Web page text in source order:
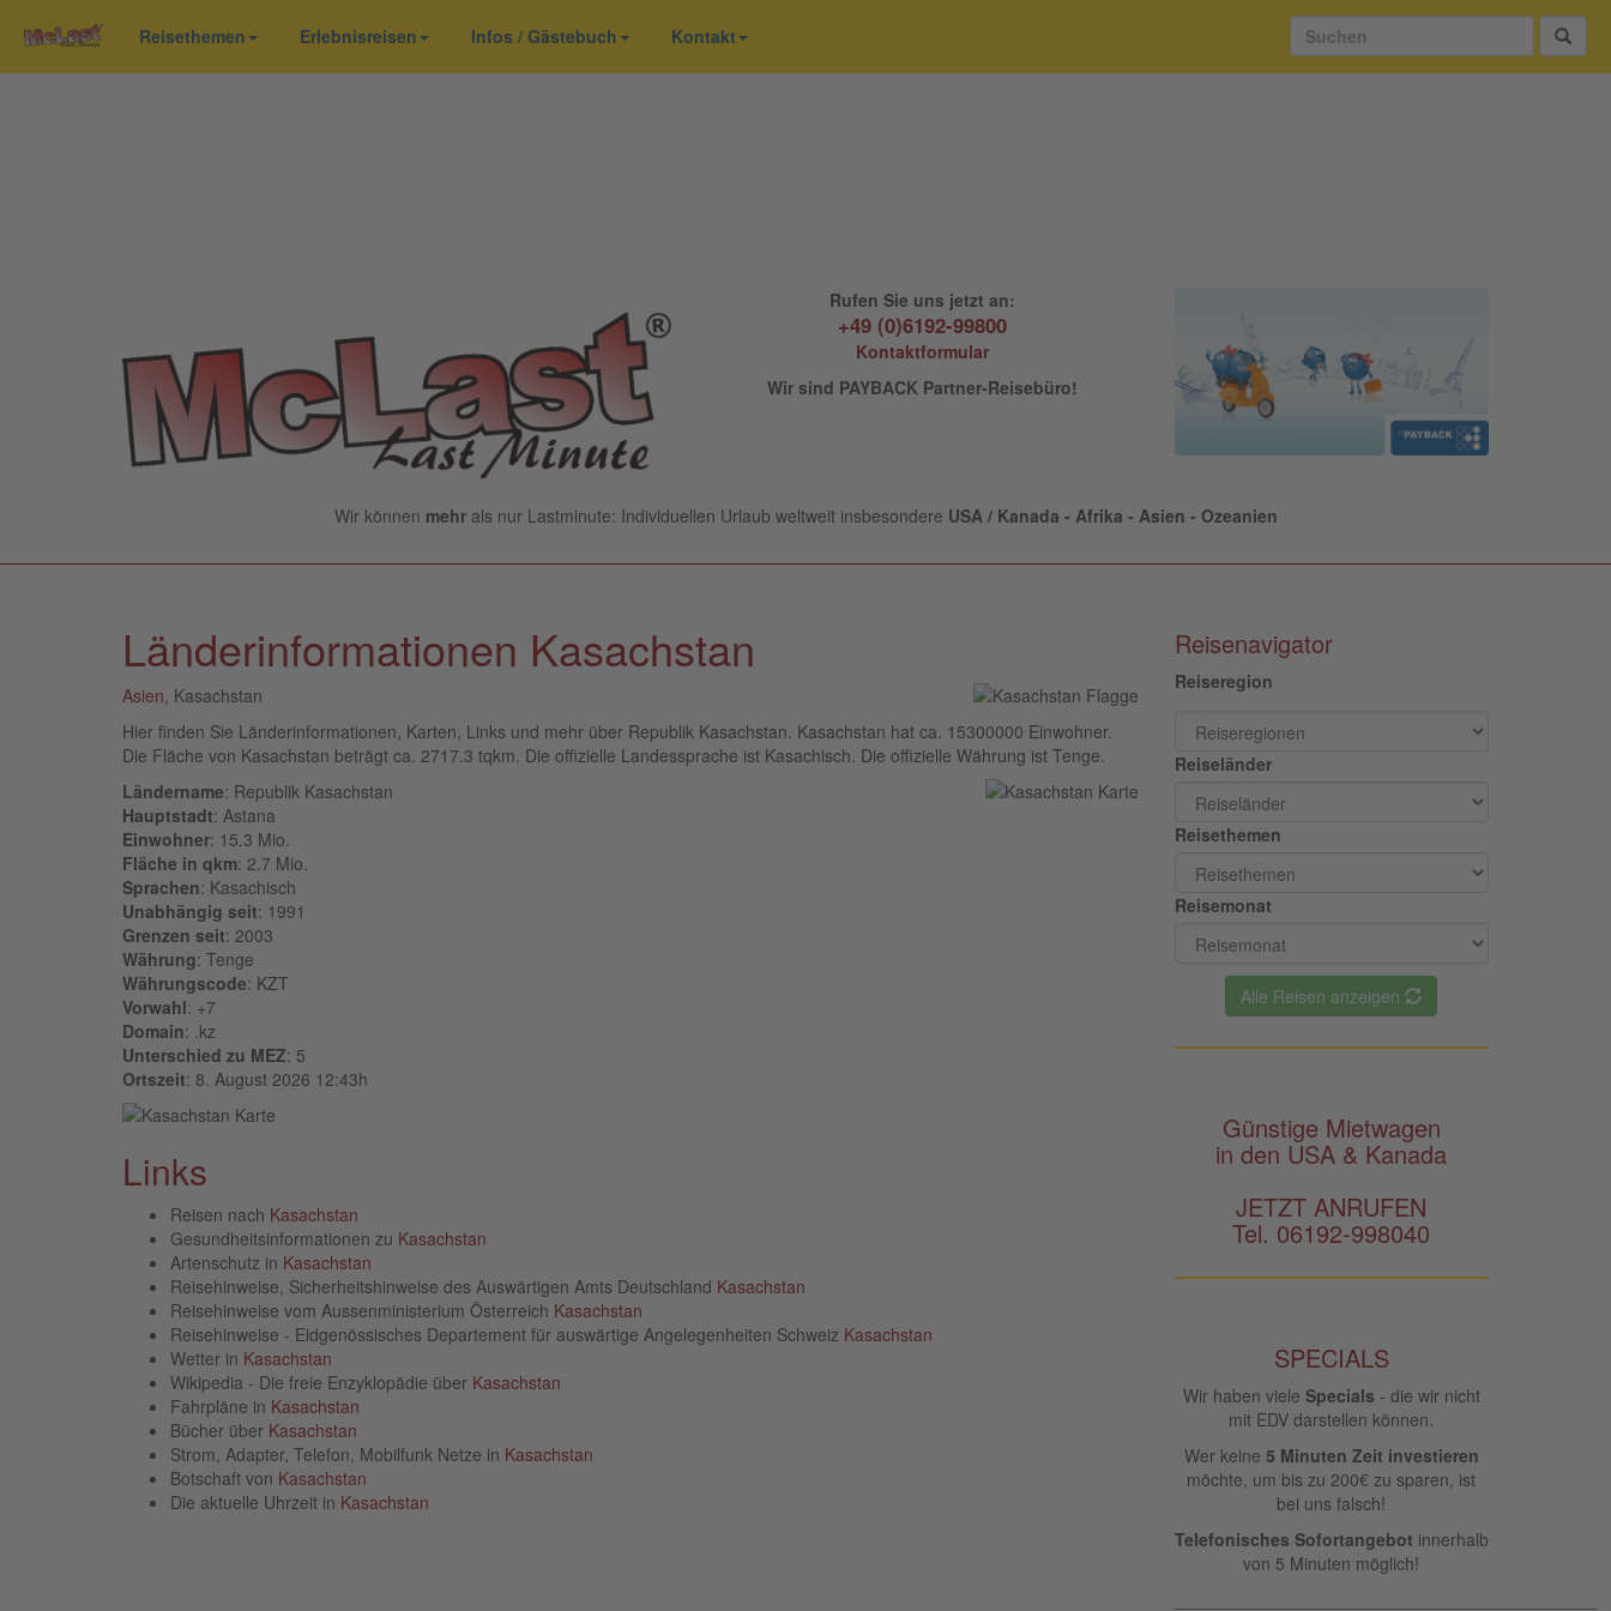
Rufen Sie uns jetzt an:
+49 (0)6192-99800
Kontaktformular
Wir sind PAYBACK Partner-Reisebüro!
Wir können mehrals nur Lastminute: Individuellen Urlaub weltweit insbesondere USA / Kanada - Afrika - Asien - Ozeanien
Reisethemen Erlebnisreisen Infos / Gästebuch Kontakt
Länderinformationen Kasachstan
Asien , Kasachstan
Hier finden Sie Länderinformationen, Karten, Links und mehr über Republik Kasachstan. Kasachstan hat ca. 15300000 Einwohner.
Die Fläche von Kasachstan beträgt ca. 2717.3 tqkm. Die offizielle Landessprache ist Kasachisch. Die offizielle Währung ist Tenge.
Ländername: Republik Kasachstan
Hauptstadt: Astana
Einwohner: 15.3 Mio.
Fläche in qkm: 2.7 Mio.
Sprachen: Kasachisch
Unabhängig seit: 1991
Grenzen seit: 2003
Währung: Tenge
Währungscode: KZT
Vorwahl: +7
Domain: .kz
Unterschied zu MEZ: 5
Ortszeit: 8. August 2026 12:43h
Links
Reisen nach Kasachstan
Gesundheitsinformationen zu Kasachstan
Artenschutz in Kasachstan
Reisehinweise, Sicherheitshinweise des Auswärtigen Amts Deutschland Kasachstan
Reisehinweise vom Aussenministerium Österreich Kasachstan
Reisehinweise - Eidgenössisches Departement für auswärtige Angelegenheiten Schweiz Kasachstan
Wetter in Kasachstan
Wikipedia - Die freie Enzyklopädie über Kasachstan
Fahrpläne in Kasachstan
Bücher über Kasachstan
Strom, Adapter, Telefon, Mobilfunk Netze in Kasachstan
Botschaft von Kasachstan
Die aktuelle Uhrzeit in Kasachstan
Reisenavigator
Reiseregion
Reiseländer
Reisethemen
Reisemonat
Alle Reisen anzeigen
Günstige Mietwagen
in den USA & Kanada
JETZT ANRUFEN
Tel. 06192-998040
SPECIALS
Wir haben viele Specials - die wir nicht
mit EDV darstellen können.
Wer keine 5 Minuten Zeit investieren
möchte, um bis zu 200€ zu sparen, ist
bei uns falsch!
Telefonisches Sofortangebot innerhalb
von 5 Minuten möglich!